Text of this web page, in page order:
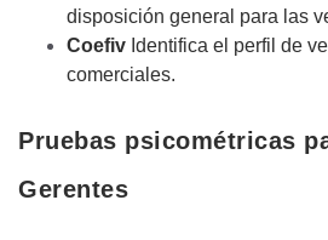
disposición general para las
Coefiv Identifica el perfil de
comerciales.
Pruebas psicométricas
Gerentes